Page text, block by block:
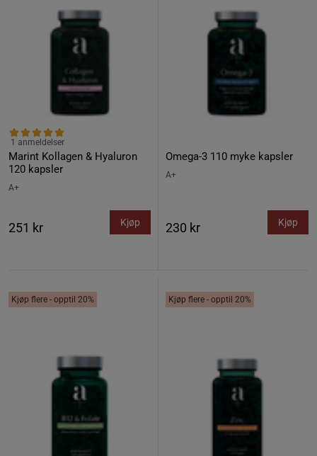
Marint Kollagen & Hyaluron
120 kapsler
1 anmeldelser
A+
251 kr Kjøp
Omega-3 110 myke kapsler
A+
230 kr Kjøp
Kjøp flere - opptil 20% Kjøp flere - opptil 20%